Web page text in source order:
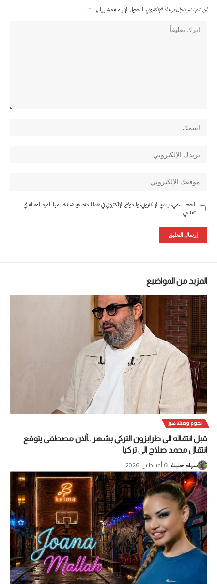
لن يتم نشر عنوان بريدك الإلكتروني. الحقول الإلزامية مشار إليها بـ*
احفظ اسمي، بريدي الإلكتروني، والموقع الإلكتروني في هذا المتصفح لاستخدامها المرة المقبلة في
تعليقي.
المزيد من المواضيع
نجوم ومشاهير
قبل انتقاله الى طرابزون التركي بشهر ..آلان مصطفى يتوقع
انتقال محمد صلاح الى تركيا
سهام حليلة 6 أغسطس، 2026